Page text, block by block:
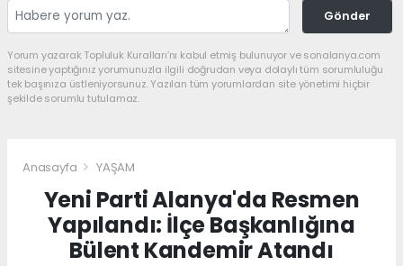
Gönder
Yorum yazarak Topluluk Kuralları’nı kabul etmiş bulunuyor ve sonalanya.com
sitesine yaptığınız yorumunuzla ilgili doğrudan veya dolaylı tüm sorumluluğu
tek başınıza üstleniyorsunuz. Yazılan tüm yorumlardan site yönetimi hiçbir
şekilde sorumlu tutulamaz.
Anasayfa YAŞAM
Yeni Parti Alanya'da Resmen
Yapılandı: İlçe Başkanlığına
Bülent Kandemir Atandı